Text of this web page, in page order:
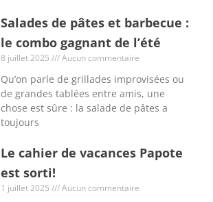
Salades de pâtes et barbecue :
le combo gagnant de l’été
8 juillet 2025 Aucun commentaire
Qu’on parle de grillades improvisées ou
de grandes tablées entre amis, une
chose est sûre : la salade de pâtes a
toujours
Le cahier de vacances Papote
est sorti!
1 juillet 2025 Aucun commentaire